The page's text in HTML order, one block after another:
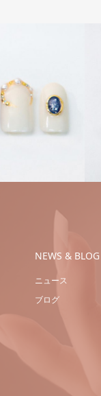
ハンドネイ
NEWS & BLOG
ニュース
ブログ